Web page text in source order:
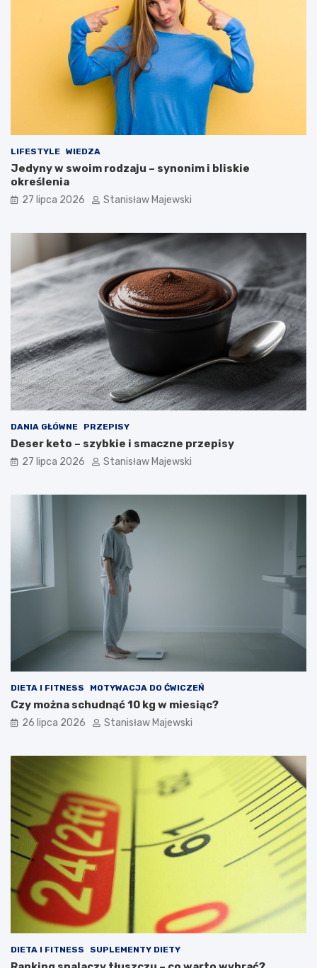
LIFESTYLE WIEDZA
Jedyny w swoim rodzaju – synonim i bliskie
określenia
27 lipca 2026 Stanisław Majewski
DANIA GŁÓWNE PRZEPISY
Deser keto – szybkie i smaczne przepisy
27 lipca 2026 Stanisław Majewski
DIETA I FITNESS MOTYWACJA DO ĆWICZEŃ
Czy można schudnąć 10 kg w miesiąc?
26 lipca 2026 Stanisław Majewski
DIETA I FITNESS SUPLEMENTY DIETY